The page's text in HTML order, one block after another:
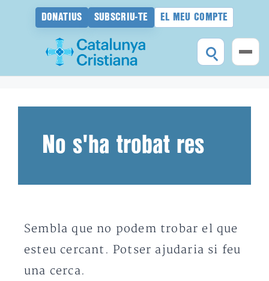
DONATIUS SUBSCRIU-TE EL MEU COMPTE
No s'ha trobat res
Sembla que no podem trobar el que
esteu cercant. Potser ajudaria si feu
una cerca.